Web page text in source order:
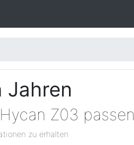
Jahren
Z03 passen
zu erhalten